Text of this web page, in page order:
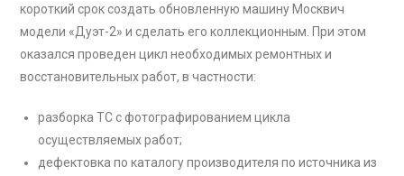
короткий срок создать обновленную машину Москвич
модели «Дуэт-2» и сделать его коллекционным. При этом
оказался проведен цикл необходимых ремонтных и
восстановительных работ, в частности:
разборка ТС с фотографированием цикла
осуществляемых работ;
дефектовка по каталогу производителя по источника из